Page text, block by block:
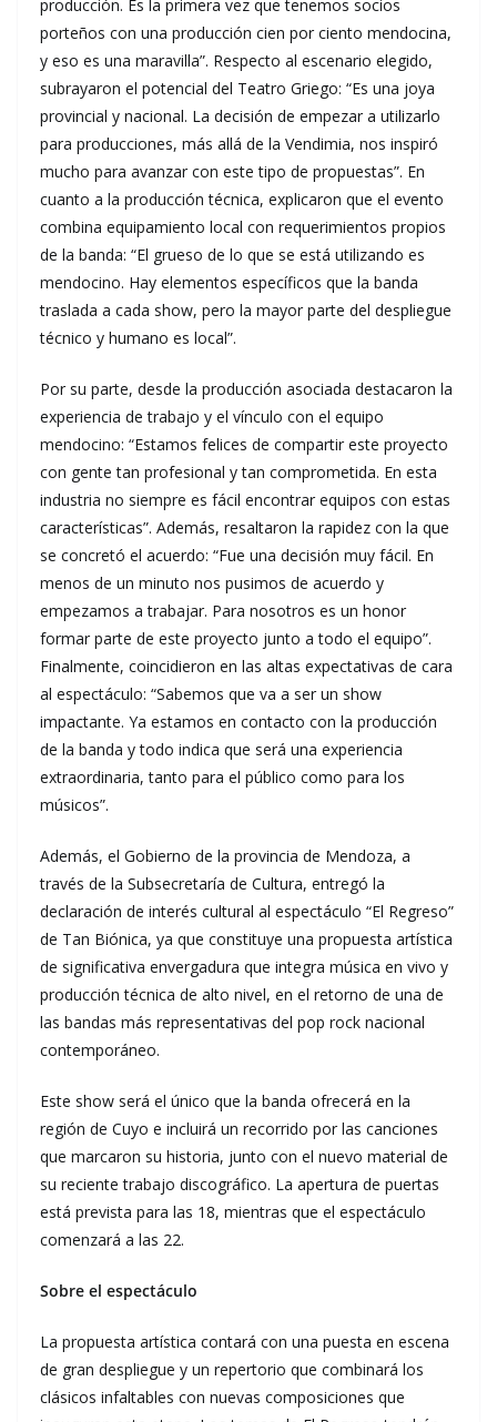
producción. Es la primera vez que tenemos socios
porteños con una producción cien por ciento mendocina,
y eso es una maravilla”. Respecto al escenario elegido,
subrayaron el potencial del Teatro Griego: “Es una joya
provincial y nacional. La decisión de empezar a utilizarlo
para producciones, más allá de la Vendimia, nos inspiró
mucho para avanzar con este tipo de propuestas”. En
cuanto a la producción técnica, explicaron que el evento
combina equipamiento local con requerimientos propios
de la banda: “El grueso de lo que se está utilizando es
mendocino. Hay elementos específicos que la banda
traslada a cada show, pero la mayor parte del despliegue
técnico y humano es local”.
Por su parte, desde la producción asociada destacaron la
experiencia de trabajo y el vínculo con el equipo
mendocino: “Estamos felices de compartir este proyecto
con gente tan profesional y tan comprometida. En esta
industria no siempre es fácil encontrar equipos con estas
características”. Además, resaltaron la rapidez con la que
se concretó el acuerdo: “Fue una decisión muy fácil. En
menos de un minuto nos pusimos de acuerdo y
empezamos a trabajar. Para nosotros es un honor
formar parte de este proyecto junto a todo el equipo”.
Finalmente, coincidieron en las altas expectativas de cara
al espectáculo: “Sabemos que va a ser un show
impactante. Ya estamos en contacto con la producción
de la banda y todo indica que será una experiencia
extraordinaria, tanto para el público como para los
músicos”.
Además, el Gobierno de la provincia de Mendoza, a
través de la Subsecretaría de Cultura, entregó la
declaración de interés cultural al espectáculo “El Regreso”
de Tan Biónica, ya que constituye una propuesta artística
de significativa envergadura que integra música en vivo y
producción técnica de alto nivel, en el retorno de una de
las bandas más representativas del pop rock nacional
contemporáneo.
Este show será el único que la banda ofrecerá en la
región de Cuyo e incluirá un recorrido por las canciones
que marcaron su historia, junto con el nuevo material de
su reciente trabajo discográfico. La apertura de puertas
está prevista para las 18, mientras que el espectáculo
comenzará a las 22.
Sobre el espectáculo
La propuesta artística contará con una puesta en escena
de gran despliegue y un repertorio que combinará los
clásicos infaltables con nuevas composiciones que